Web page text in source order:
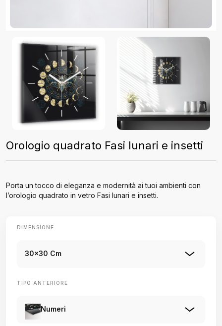
Orologio quadrato Fasi lunari e insetti
Porta un tocco di eleganza e modernità ai tuoi ambienti con
l’orologio quadrato in vetro Fasi lunari e insetti.
DIMENSIONE
30x30 Cm
TIPO ANTERIORE
Numeri